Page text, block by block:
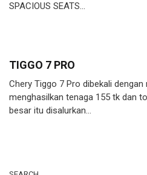
SPACIOUS SEATS…
TIGGO 7 PRO
Chery Tiggo 7 Pro dibekali
menghasilkan tenaga 155 tk dan
besar itu disalurkan…